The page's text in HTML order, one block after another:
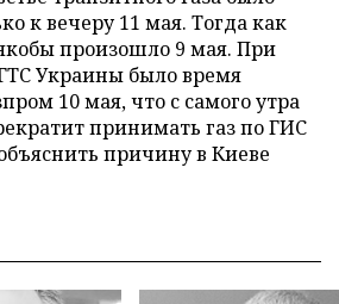
к вечеру 11 мая. Тогда как
произошло 9 мая. При
Украины было время
10 мая, что с самого утра
принимать газ по ГИС
причину в Киеве